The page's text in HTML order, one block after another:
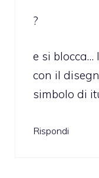
?
e si blocca…
con il
simbolo di
Rispondi